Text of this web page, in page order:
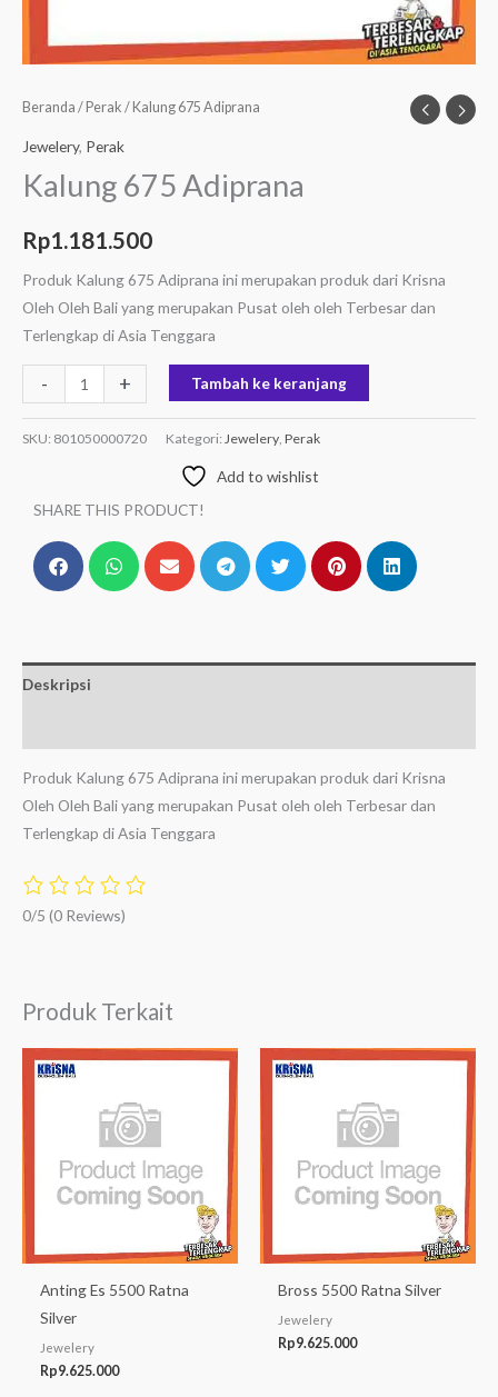
Beranda / Perak / Kalung 675 Adiprana
Jewelery, Perak
Kalung 675 Adiprana
Rp1.181.500
Produk Kalung 675 Adiprana ini merupakan produk dari Krisna
Oleh Oleh Bali yang merupakan Pusat oleh oleh Terbesar dan
Terlengkap di Asia Tenggara
- + Tambah ke keranjang
SKU: 801050000720 Kategori: Jewelery Perak
Add to wishlist
SHARE THIS PRODUCT!
Deskripsi
Produk Kalung 675 Adiprana ini merupakan produk dari Krisna
Oleh Oleh Bali yang merupakan Pusat oleh oleh Terbesar dan
Terlengkap di Asia Tenggara
0/5 (0 Reviews)
Produk Terkait
Anting Es 5500 Ratna
Silver
Jewelery
Rp9.625.000
Bross 5500 Ratna Silver
Jewelery
Rp9.625.000